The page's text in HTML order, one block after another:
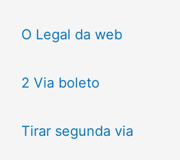
O Legal da web
2 Via boleto
Tirar segunda via